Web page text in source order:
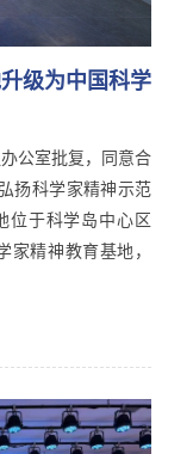
级为中国科学
公室批复，同意合
扬科学家精神示范
位于科学岛中心区
家精神教育基地，